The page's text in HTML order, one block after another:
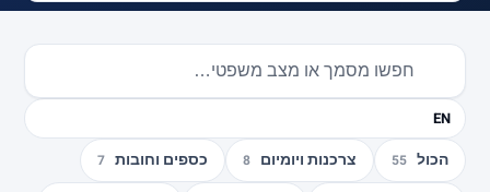
EN
הכול 55 צרכנות ויומיום 8 כספים וחובות 7